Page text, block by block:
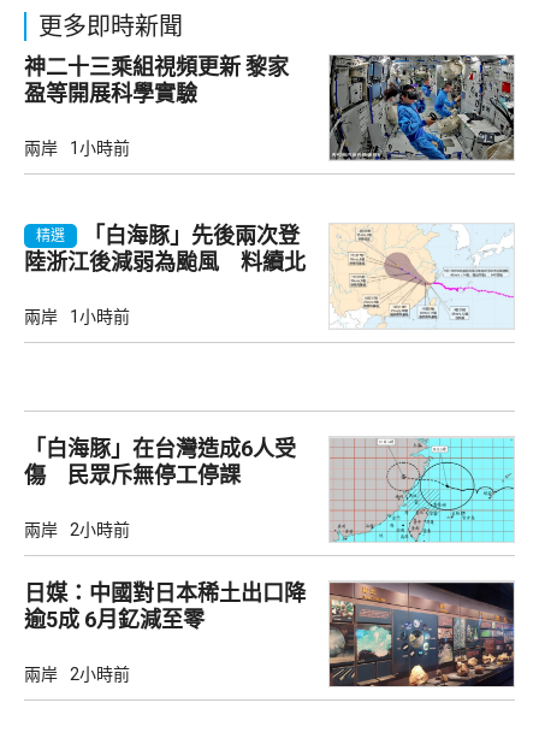
更多即時新聞
神二十三乘組視頻更新 黎家
盈等開展科學實驗
兩岸 1小時前
精選
「白海豚」先後兩次登
陸浙江後減弱為颱風 料續北
兩岸 1小時前
「白海豚」在台灣造成6人受
傷 民眾斥無停工停課
兩岸 2小時前
日媒：中國對日本稀土出口降
逾5成 6月釔減至零
兩岸 2小時前